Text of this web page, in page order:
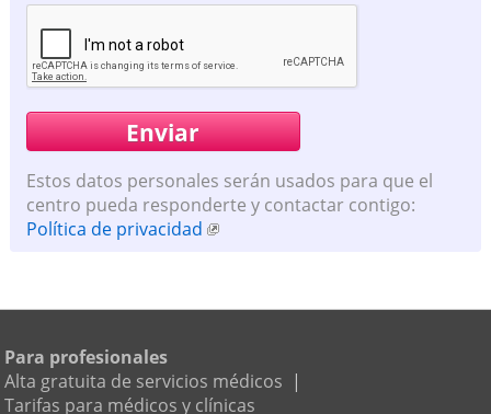
Estos datos personales serán usados para que el
centro pueda responderte y contactar contigo:
Política de privacidad
Para profesionales
Alta gratuita de servicios médicos |
Tarifas para médicos y clínicas